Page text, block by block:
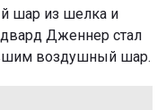
шар из шелка и
Дженнер стал
воздушный шар.